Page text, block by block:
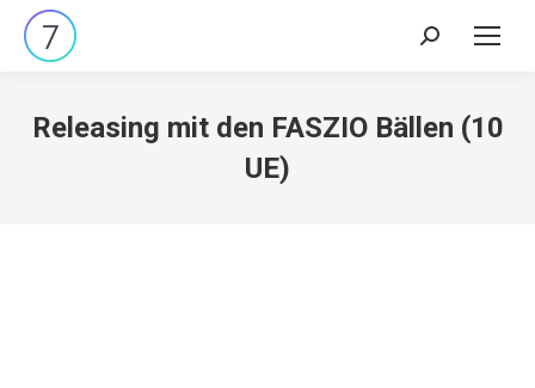
Search:
Releasing mit den FASZIO Bällen (10
UE)